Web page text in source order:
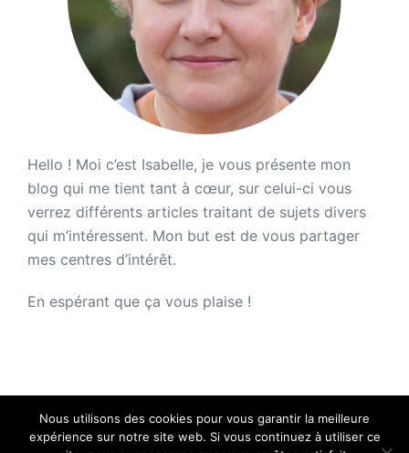
Hello ! Moi c’est Isabelle, je vous présente mon
blog qui me tient tant à cœur, sur celui-ci vous
verrez différents articles traitant de sujets divers
qui m’intéressent. Mon but est de vous partager
mes centres d’intérêt.
En espérant que ça vous plaise !
Nous utilisons des cookies pour vous garantir la meilleure
expérience sur notre site web. Si vous continuez à utiliser ce